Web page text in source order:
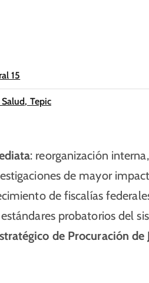
15
Tepic
: reorganización interna,
de mayor
de fiscalías
probatorios del
de Procuración de